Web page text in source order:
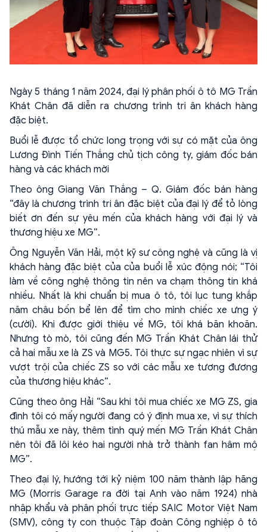
Ngày 5 tháng 1 năm 2024, đại lý phân phối ô tô MG Trần
Khát Chân đã diễn ra chương trình tri ân khách hàng
đặc biệt.
Buổi lễ được tổ chức long trọng với sự có mặt của ông
Lương Đình Tiến Thắng chủ tịch công ty, giám đốc bán
hàng và các khách mời
Theo ông Giang Văn Thắng – Q. Giám đốc bán hàng
“đây là chương trình tri ân đặc biệt của đại lý để tỏ lòng
biết ơn đến sự yêu mến của khách hàng với đại lý và
thương hiệu xe MG”.
Ông Nguyễn Văn Hải, một kỹ sư công nghệ và cũng là vị
khách hàng đặc biệt của của buổi lễ xúc động nói; “Tôi
làm về công nghệ thông tin nên va chạm thông tin khá
nhiều. Nhất là khi chuẩn bị mua ô tô, tôi lục tung khắp
năm châu bốn bể lên để tìm cho mình chiếc xe ưng ý
(cười). Khi được giới thiệu về MG, tôi khá băn khoăn.
Nhưng tò mò, tôi cũng đến MG Trần Khát Chân lái thử
cả hai mẫu xe là ZS và MG5. Tôi thực sự ngạc nhiên vì sự
vượt trội của chiếc ZS so với các mẫu xe tương đương
của thương hiệu khác”.
Cũng theo ông Hải “Sau khi tôi mua chiếc xe MG ZS, gia
đình tôi có mấy người đang có ý định mua xe, vì sự thích
thú mẫu xe này, thêm tình quý mến MG Trần Khát Chân
nên tôi đã lôi kéo hai người nhà trở thành fan hâm mộ
MG”.
Theo đại lý, hướng tới kỷ niệm 100 năm thành lập hãng
MG (Morris Garage ra đời tại Anh vào năm 1924) nhà
nhập khẩu và phân phối trực tiếp SAIC Motor Việt Nam
(SMV), công ty con thuộc Tập đoàn Công nghiệp ô tô